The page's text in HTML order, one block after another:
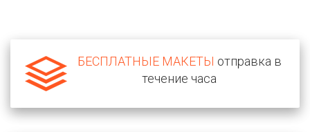
БЕСПЛАТНЫЕ МАКЕТЫ отправка в
течение часа